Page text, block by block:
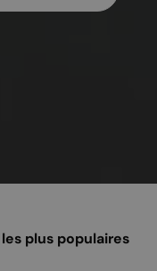
plus populaires